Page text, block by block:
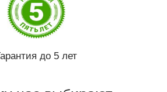
до 5 лет